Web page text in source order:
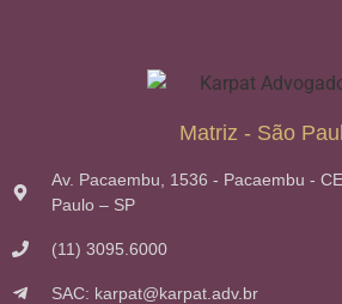
Matriz - São
Av. Pacaembu, 1536 - Pacaembu -
Paulo – SP
(11) 3095.6000
SAC: karpat@karpat.adv.br